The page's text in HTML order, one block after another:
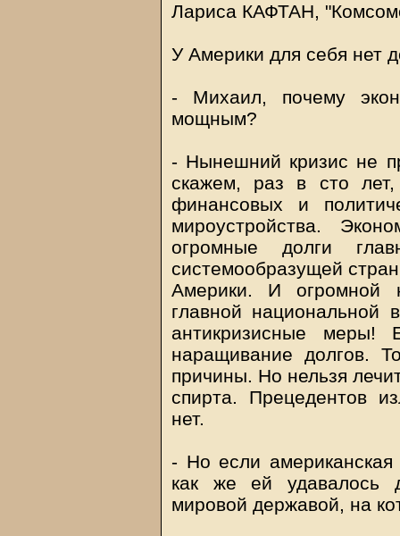
Лариса КАФТАН,
У Америки для себя нет
- Михаил, почему
мощным?
- Нынешний кризис не
скажем, раз в сто
финансовых и
мироустройства.
огромные долги
системообразущей
Америки. И огромной
главной
антикризисные
наращивание долгов.
причины. Но нельзя
спирта. Прецедентов
нет.
- Но если американская
как же ей удавалось
мировой державой, на